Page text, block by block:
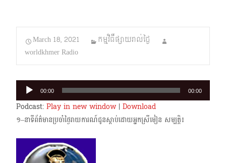
March 18, 2021
កម្មវិធីផ្សាយរាល់ថ្ងៃ
worldkhmer Radio
Audio
Player
00:00 00:00
Podcast: Play in new window| Download
១–នាទីព័ត៌មានប្រចាំថ្ងៃរាយការណ៍ជូនស្តាប់ដោយអ្នកស្រីមៀន សម្បត្តិ៖